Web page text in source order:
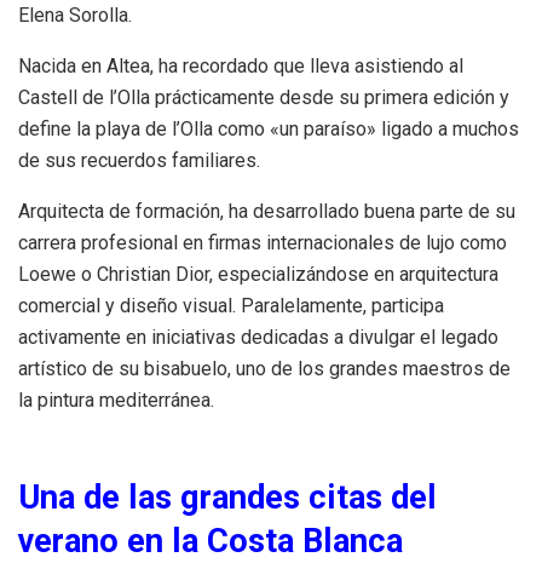
Elena Sorolla.
Nacida en Altea, ha recordado que lleva asistiendo al
Castell de l’Olla prácticamente desde su primera edición y
define la playa de l’Olla como «un paraíso» ligado a muchos
de sus recuerdos familiares.
Arquitecta de formación, ha desarrollado buena parte de su
carrera profesional en firmas internacionales de lujo como
Loewe o Christian Dior, especializándose en arquitectura
comercial y diseño visual. Paralelamente, participa
activamente en iniciativas dedicadas a divulgar el legado
artístico de su bisabuelo, uno de los grandes maestros de
la pintura mediterránea.
Una de las grandes citas del
verano en la Costa Blanca